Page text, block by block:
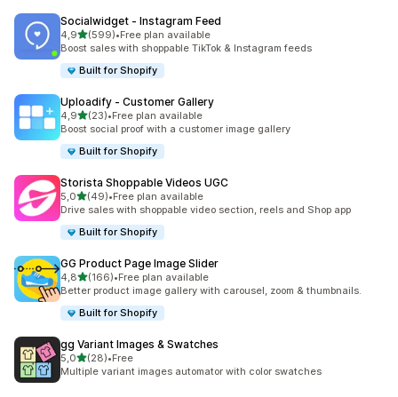
Socialwidget ‑ Instagram Feed
4,95 yıldız üzerinden
(599)
toplam 599 değerlendirme
•Free plan available
Boost sales with shoppable TikTok & Instagram feeds
Built for Shopify
Uploadify ‑ Customer Gallery
4,95 yıldız üzerinden
(23)
toplam 23 değerlendirme
•Free plan available
Boost social proof with a customer image gallery
Built for Shopify
Storista Shoppable Videos UGC
5,05 yıldız üzerinden
(49)
toplam 49 değerlendirme
•Free plan available
Drive sales with shoppable video section, reels and Shop app
Built for Shopify
GG Product Page Image Slider
4,85 yıldız üzerinden
(166)
toplam 166 değerlendirme
•Free plan available
Better product image gallery with carousel, zoom & thumbnails.
Built for Shopify
gg Variant Images & Swatches
5,05 yıldız üzerinden
(28)
toplam 28 değerlendirme
•Free
Multiple variant images automator with color swatches